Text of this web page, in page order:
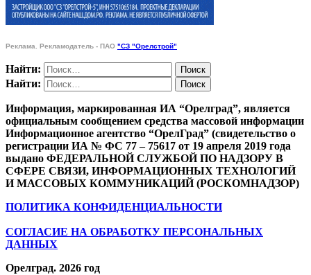
Реклама. Рекламодатель - ПАО "СЗ "Орелстрой"
Найти:
Найти:
Информация, маркированная ИА “Орелград”, является
официальным сообщением средства массовой информации
Информационное агентство “ОрелГрад” (свидетельство о
регистрации ИА № ФС 77 – 75617 от 19 апреля 2019 года
выдано ФЕДЕРАЛЬНОЙ СЛУЖБОЙ ПО НАДЗОРУ В
СФЕРЕ СВЯЗИ, ИНФОРМАЦИОННЫХ ТЕХНОЛОГИЙ
И МАССОВЫХ КОММУНИКАЦИЙ (РОСКОМНАДЗОР)
ПОЛИТИКА КОНФИДЕНЦИАЛЬНОСТИ
СОГЛАСИЕ НА ОБРАБОТКУ ПЕРСОНАЛЬНЫХ
ДАННЫХ
Орелград. 2026 год